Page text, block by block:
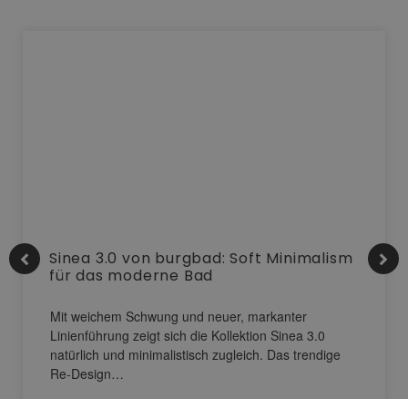
Sinea 3.0 von burgbad: Soft Minimalism
für das moderne Bad
Mit weichem Schwung und neuer, markanter
Linienführung zeigt sich die Kollektion Sinea 3.0
natürlich und minimalistisch zugleich. Das trendige
Re-Design…